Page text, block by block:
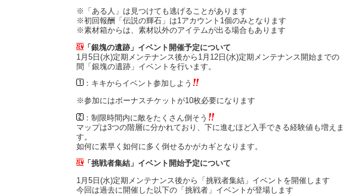
※「ある人」は見つけても逃げることがあります
※初回報酬「伝説の輝石」は1アカウント1個のみとなります
※素材箱からは、素材以外のアイテムが出る場合もあります
「銀塊の遺跡」イベント開催予定について
1月5日(水)定期メンテナンス後から1月12日(水)定期メンテナンス開始までの
間「銀塊の遺跡」イベントを行います。
：キキからイベント参加しよう
※参加にはボーナスチケットが10枚必要になります
：制限時間内に敵をたくさん倒そう
マップは3つの階層に分かれており、下に進むほど入手できる経験値も増えま
す。
如何に素早く如何に多く倒せるかがカギとなります。
「挑戦者集結」イベント開始予定について
1月5日(水)定期メンテナンス後から「挑戦者集結」イベントを開催します
今回は過去に開催した以下の「挑戦者」イベントが登場します